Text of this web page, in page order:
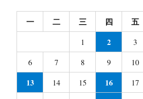
一 二 三 四 五
1 2 3
6
7 8 9 10
13 14 15 16 17